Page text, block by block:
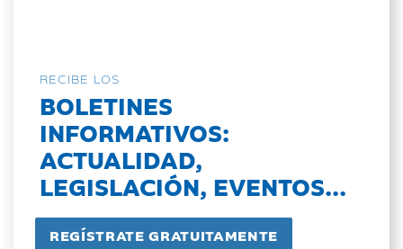
RECIBE LOS
BOLETINES
INFORMATIVOS:
ACTUALIDAD,
LEGISLACIÓN, EVENTOS...